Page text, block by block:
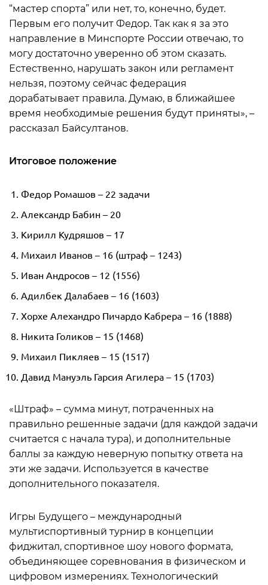
“мастер спорта” или нет, то, конечно, будет.
Первым его получит Федор. Так как я за это
направление в Минспорте России отвечаю, то
могу достаточно уверенно об этом сказать.
Естественно, нарушать закон или регламент
нельзя, поэтому сейчас федерация
дорабатывает правила. Думаю, в ближайшее
время необходимые решения будут приняты», –
рассказал Байсултанов.
Итоговое положение
Федор Ромашов – 22 задачи
Александр Бабин – 20
Кирилл Кудряшов – 17
Михаил Иванов – 16 (штраф – 1243)
Иван Андросов – 12 (1556)
Адилбек Далабаев – 16 (1603)
Хорхе Алехандро Пичардо Кабрера – 16 (1888)
Никита Голиков – 15 (1468)
Михаил Пикляев – 15 (1517)
Давид Мануэль Гарсия Агилера – 15 (1703)
«Штраф» – сумма минут, потраченных на
правильно решенные задачи (для каждой задачи
считается с начала тура), и дополнительные
баллы за каждую неверную попытку ответа на
эти же задачи. Используется в качестве
дополнительного показателя.
Игры Будущего – международный
мультиспортивный турнир в концепции
фиджитал, спортивное шоу нового формата,
объединяющее соревнования в физическом и
цифровом измерениях. Технологический